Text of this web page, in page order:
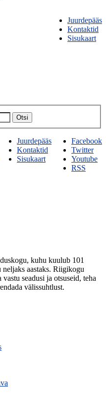
Juurdepääs
Kontaktid
Sisukaart
Otsi
Facebook
Twitter
Youtube
RSS
Juurdepääs
Kontaktid
Sisukaart
kuhu kuulub 101
aastaks. Riigikogu
seadusi ja otsuseid, teha
välissuhtlust.